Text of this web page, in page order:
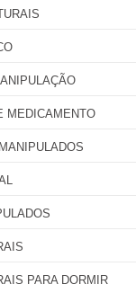
MEDICAMENTO
PARA DORMIR